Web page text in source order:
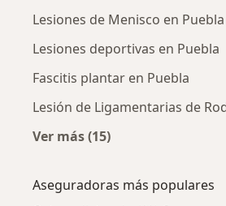
Lesiones de Menisco en Puebla
Lesiones deportivas en Puebla
Fascitis plantar en Puebla
Lesión de Ligamentarias de
Ver más (15)
Aseguradoras más populares